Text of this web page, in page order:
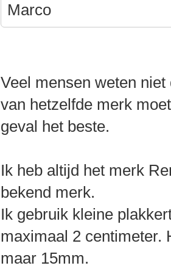
Marco
Veel mensen weten
van hetzelfde merk
geval het beste.
Ik heb altijd het merk
bekend merk.
Ik gebruik kleine
maximaal 2 centimeter.
maar 15mm.